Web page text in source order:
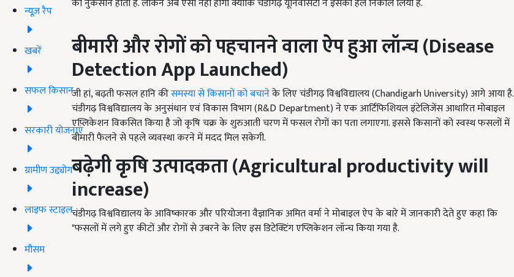
न्यूज़ रैप
खबरें
सफल किसान
सरकारी योजनाएं
ग्रामीण उद्द्योग
लाइफ स्टाइल
मौसम
का नुकसान होता है. लेकिन अब ऐसा नहीं होगा क्योंकि चंडीगढ़ यूनिवर्सिटी ने इसका हल निकाल लिया है.
बीमारी और रोगों को पहचानने वाला ऐप हुआ लॉन्च (Disease
Detection App Launched)
जी हां, बढ़ती फसल हानि कीसमस्या से किसानों को बचानेके लिए चंडीगढ़ विश्वविद्यालय (Chandigarh University) आगे आया है.
चंडीगढ़ विश्वविद्यालय के अनुसंधान एवं विकास विभाग (R&D Department) ने एक आर्टिफिशियल इंटेलिजेंस आधारित मोबाइल
एप्लिकेशन विकसित किया है जो कृषि चक्र के शुरुआती चरण में फसल रोगों का पता लगाएगा. इससे किसानों को स्वस्थ फसलों में
बीमारी फैलने से पहले व्यवस्था करने में मदद मिल सकेगी.
बढ़ेगी कृषि उत्पादकता (Agricultural productivity will
increase)
चंडीगढ़ विश्वविद्यालय के आविष्कारक और परियोजना वैज्ञानिक अमित वर्मा ने मोबाइल ऐप के बारे में जानकारी देते हुए कहा कि
"फसलों में लगे हुए कीटों और रोगों से उबरने के लिए इस डिटेक्टिंग एप्लिकेशन लॉन्च किया गया है.